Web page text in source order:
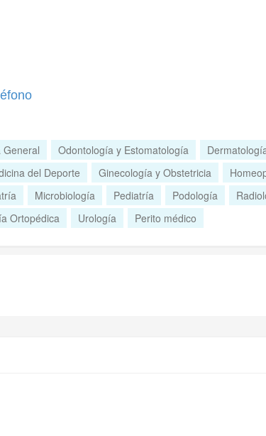
Odontología y Estomatología
del Deporte Ginecología y Obstetricia
Microbiología Pediatría Podología
Ortopédica
Urología Perito médico